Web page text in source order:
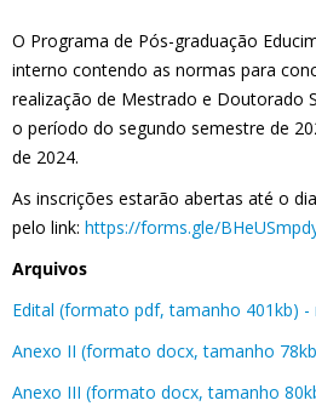
O Programa de Pós-graduação
interno contendo as normas para
realização de Mestrado e Doutorado
o período do segundo semestre de
de 2024.
As inscrições estarão abertas até o
pelo link: https://forms.gle/
Arquivos
Edital (formato pdf, tamanho 401kb)
Anexo II (formato docx, tamanho
Anexo III (formato docx, tamanho